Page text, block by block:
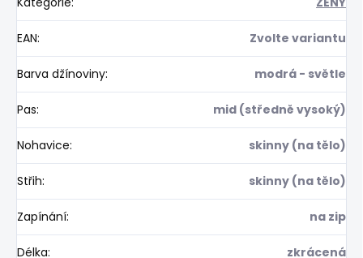
EAN: Zvolte variantu
Barva džínoviny: modrá - světle
Pas: mid (středně vysoký)
Nohavice: skinny (na tělo)
Střih: skinny (na tělo)
Zapínání: na zip
Délka: zkrácená